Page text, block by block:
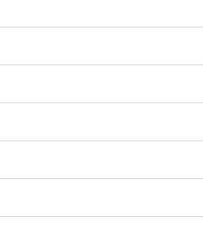
продукції.
та повний супровід